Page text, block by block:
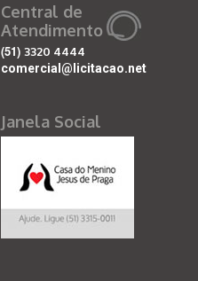
Central de
Atendimento
(51) 3320 4444
comercial@licitacao.net
Janela Social